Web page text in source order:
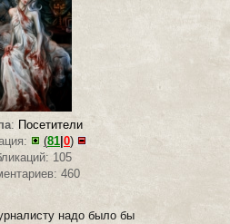
: Посетители
(81 0)
105
460
надо было бы